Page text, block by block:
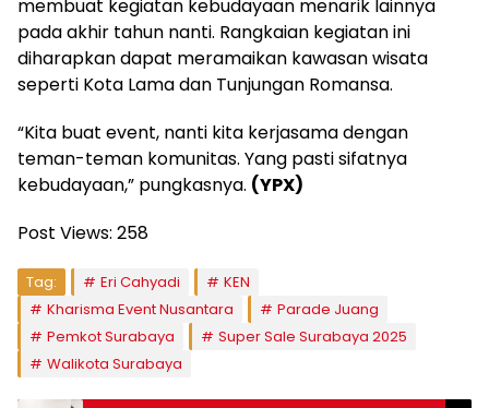
membuat kegiatan kebudayaan menarik lainnya
pada akhir tahun nanti. Rangkaian kegiatan ini
diharapkan dapat meramaikan kawasan wisata
seperti Kota Lama dan Tunjungan Romansa.
“Kita buat event, nanti kita kerjasama dengan
teman-teman komunitas. Yang pasti sifatnya
kebudayaan,” pungkasnya. (YPX)
Post Views: 258
Tag: Eri Cahyadi
KEN
Kharisma Event Nusantara
Parade Juang
Pemkot Surabaya
Super Sale Surabaya 2025
Walikota Surabaya